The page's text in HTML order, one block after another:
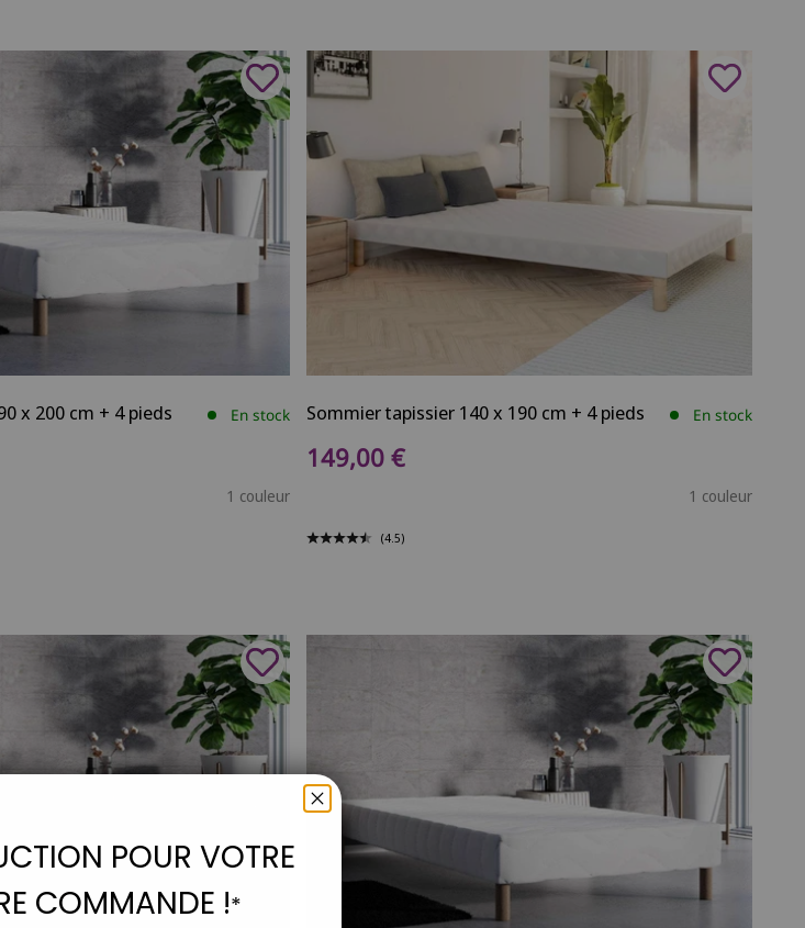
x 200 cm + 4 pieds En stock
1 couleur
Sommier tapissier 140 x 190 cm + 4 pieds En stock
Prix de vente
149,00 €
1 couleur
(4.5)
POUR VOTRE
COMMANDE !*